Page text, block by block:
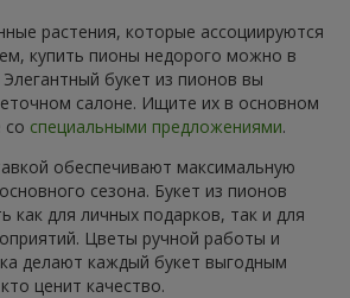
растения, которые ассоциируются
купить пионы недорого можно в
Элегантный букет из пионов вы
салоне. Ищите их в основном
со специальными предложениями.
обеспечивают максимальную
сезона. Букет из пионов
как для личных подарков, так и для
Цветы ручной работы и
делают каждый букет выгодным
ценит качество.